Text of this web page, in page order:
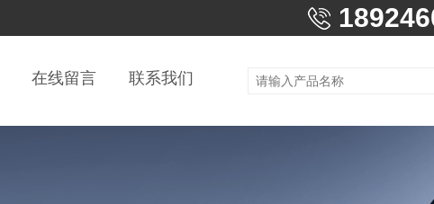
在线留言 联系我们